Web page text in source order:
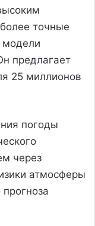
точные
модели
предлагает
25 миллионов
погоды
через
атмосферы